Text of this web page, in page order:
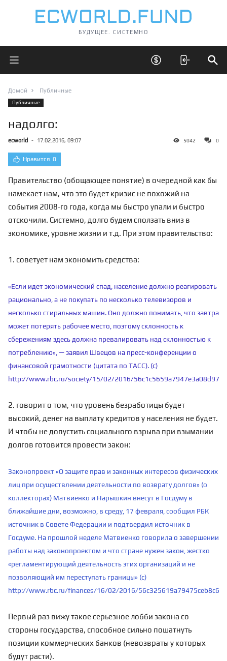
БУДУЩЕЕ. СИСТЕМНО
Открыть главное меню Открыть скрытые
Домой Публичные
Публичные
надолго:
ecworld - 17.02.2016, 09:07 5042 0
Нравится 0
Правительство (обощающее понятие) в очередной как бы
намекает нам, что это будет кризис не похожий на
события 2008-го года, когда мы быстро упали и быстро
отскочили. Системно, долго будем сползать вниз в
экономике, уровне жизни и т.д. При этом правительство:
1. советует нам экономить средства:
«Если идет экономический спад, население должно реагировать
рационально, а не покупать по несколько телевизоров и
несколько стиральных машин. Оно должно понимать, что завтра
может потерять рабочее место, поэтому склонность к
сбережениям здесь должна превалировать над склонностью к
потреблению», — заявил Швецов на пресс-конференции о
финансовой грамотности (цитата по ТАСС). (с)
http://www.rbc.ru/society/15/02/2016/56c1c5659a7947e3a08d97dd
2. говорит о том, что уровень безработицы будет
высокий, денег на выплату кредитов у населения не будет.
И чтобы не допустить социального взрыва при взымании
долгов готовится провести закон:
Законопроект «О защите прав и законных интересов физических
лиц при осуществлении деятельности по возврату долгов» (о
коллекторах) Матвиенко и Нарышкин внесут в Госдуму в
ближайшие дни, возможно, в среду, 17 февраля, сообщил РБК
источник в Совете Федерации и подтвердил источник в
Госдуме. На прошлой неделе Матвиенко говорила о завершении
работы над законопроектом и что стране нужен закон, жестко
«регламентирующий деятельность этих организаций и не
позволяющий им переступать границы» (с)
http://www.rbc.ru/finances/16/02/2016/
Первый раз вижу такое серьезное лобби закона со
стороны государства, способное сильно пошатнуть
позиции коммерческих банков (невозвраты у которых
будут расти).